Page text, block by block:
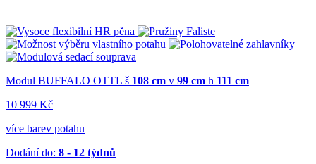
Modul BUFFALO OTTL š 108 cm v 99 cm h 111 cm
10 999 Kč
více barev potahu
Dodání do: 8 - 12 týdnů